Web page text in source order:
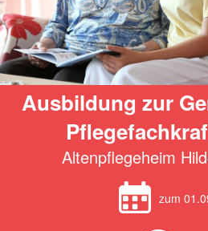
Ausbildung zur
Altenpflegeheim
zum